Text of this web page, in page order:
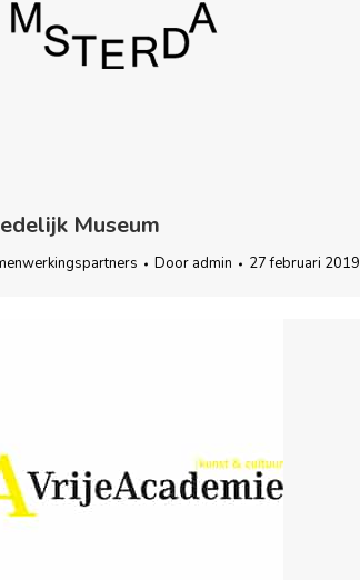
Museum
Door admin 27 februari 2019